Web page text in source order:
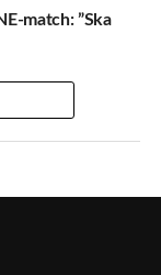
match: ”Ska